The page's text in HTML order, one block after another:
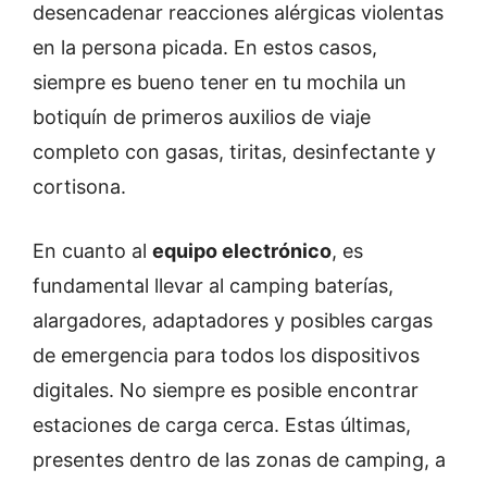
desencadenar reacciones alérgicas violentas
en la persona picada. En estos casos,
siempre es bueno tener en tu mochila un
botiquín de primeros auxilios de viaje
completo con gasas, tiritas, desinfectante y
cortisona.
En cuanto al equipo electrónico, es
fundamental llevar al camping baterías,
alargadores, adaptadores y posibles cargas
de emergencia para todos los dispositivos
digitales. No siempre es posible encontrar
estaciones de carga cerca. Estas últimas,
presentes dentro de las zonas de camping, a